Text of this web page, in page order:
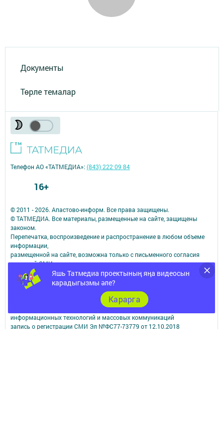
Документы
Төрле темалар
Яшь Татмедиа проектының яңа видеосын
карадыгызмы әле?
Карарга
© 2011 - 2026. Апастово-информ. Все права защищены.
© ТАТМЕДИА. Все материалы, размещенные на сайте, защищены
законом.
Перепечатка, воспроизведение и распространение в любом объеме
информации,
размещенной на сайте, возможна только с письменного согласия
редакций СМИ.
При поддержке Республиканского агентства по печати и массовым
коммуникациям.
Наименование СМИ: Апастово-информ
СМИ зарегистрировано Федеральной службой по надзору в сфере
информационных технологий и массовых коммуникаций
запись о регистрации СМИ Эл №ФС77-73779 от 12.10.2018
Телефон АО «ТАТМЕДИА»:(843) 222 09 84
16+